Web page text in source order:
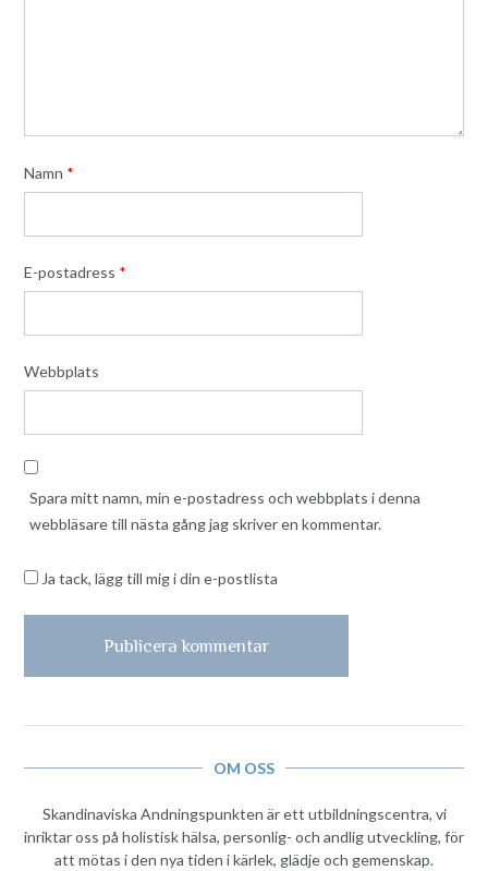
Namn *
E-postadress *
Webbplats
Spara mitt namn, min e-postadress och webbplats i denna
webbläsare till nästa gång jag skriver en kommentar.
Ja tack, lägg till mig i din e-postlista
OM OSS
Skandinaviska Andningspunkten är ett utbildningscentra, vi
inriktar oss på holistisk hälsa, personlig- och andlig utveckling, för
att mötas i den nya tiden i kärlek, glädje och gemenskap.